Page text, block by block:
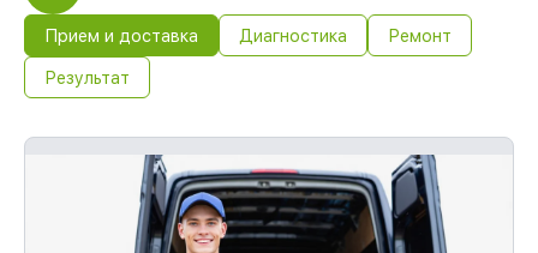
Прием и доставка Диагностика Ремонт
Результат